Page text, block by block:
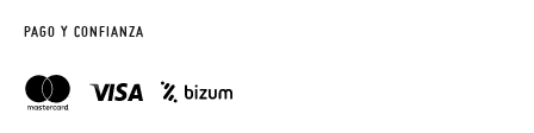
PAGO Y CONFIANZA